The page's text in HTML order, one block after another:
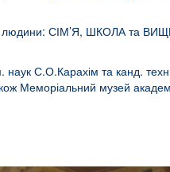
людини: СІМ’Я, ШКОЛА
наук С.О.Карахім та канд.
Меморіальний музей